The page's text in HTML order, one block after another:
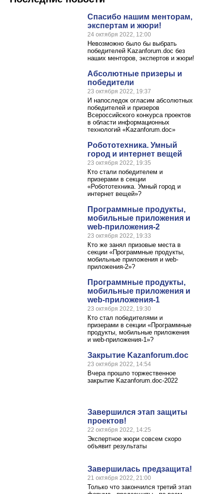
Спасибо нашим менторам,
экспертам и жюри!
24 октября 2022, 12:00
Невозможно было бы выбрать
победителей Kazanforum.doc без
наших менторов, экспертов и жюри!
Абсолютные призеры и
победители
23 октября 2022, 19:37
И напоследок огласим абсолютных
победителей и призеров
Всероссийского конкурса проектов
в области информационных
технологий «Kazanforum.doc»
Робототехника. Умный
город и интернет вещей
23 октября 2022, 19:35
Кто стали победителем и
призерами в секции
«Робототехника. Умный город и
интернет вещей»?
Программные продукты,
мобильные приложения и
web-приложения-2
23 октября 2022, 19:33
Кто же занял призовые места в
секции «Программные продукты,
мобильные приложения и web-
приложения-2»?
Программные продукты,
мобильные приложения и
web-приложения-1
23 октября 2022, 19:30
Кто стал победителями и
призерами в секции «Программные
продукты, мобильные приложения
и web-приложения-1»?
Закрытие Kazanforum.doc
23 октября 2022, 14:54
Вчера прошло торжественное
закрытие Kazanforum.doc-2022
Завершился этап защиты
проектов!
22 октября 2022, 14:25
Экспертное жюри совсем скоро
объявит результаты
Завершилась предзащита!
21 октября 2022, 21:00
Только что закончился третий этап